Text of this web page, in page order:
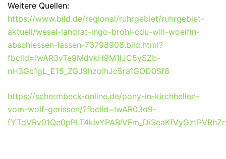
Weitere Quellen:
https://www.bild.de/regional/ruhrgebiet/ruhrgebiet-
aktuell/wesel-landrat-ingo-brohl-cdu-will-woelfin-
abschiessen-lassen-73798908.bild.html?
fbclid=IwAR3vTe9MdvkH9M1lJC5ySZb-
nH3Gc1gL_E15_ZGJ9hzoIhJc5ra1GOD0Sf8
https://schermbeck-online.de/pony-in-kirchhellen-
vom-wolf-gerissen/?fbclid=IwAR03o9-